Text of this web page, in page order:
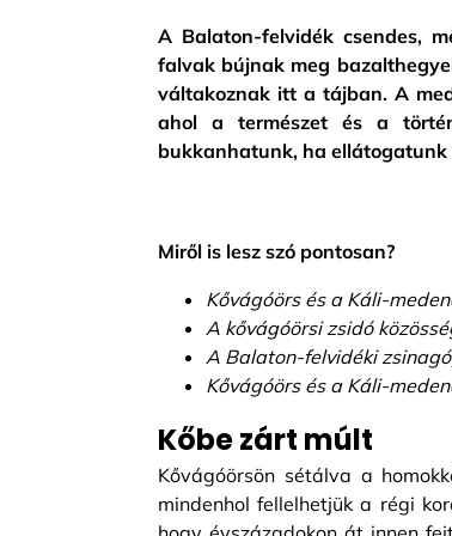
A Balaton-felvidék csendes,
falvak bújnak meg
váltakoznak itt a tájban. A
ahol a természet és a
bukkanhatunk, ha ellátogatunk
Miről is lesz szó pontosan?
Kővágóörs és a Káli-
A kővágóörsi zsidó
A Balaton-felvidéki
Kővágóörs és a Káli-
Kőbe zárt múlt
Kővágóörsön sétálva a
mindenhol fellelhetjük a régi